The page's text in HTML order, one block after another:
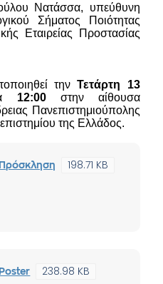
Νατάσσα, υπεύθυνη
Σήματος Ποιότητας
Εταιρείας Προστασίας
τηνΤετάρτη 13
12:00στην αίθουσα
Πανεπιστημιούπολης
της Ελλάδος.
198.71 KB
238.98 KB